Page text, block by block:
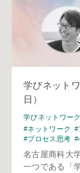
学びネット
日）
学びネットワーク
#ネットワーク #
#プロセス思考 #
名古屋商科大
一つである「